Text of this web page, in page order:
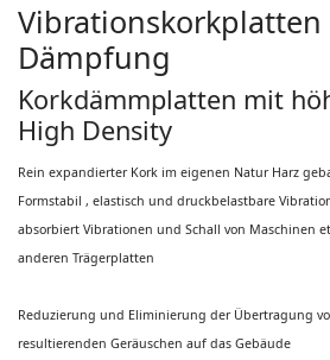
Dämpfung
Korkdämmplatten mit
High Density
Rein expandierter Kork im eigenen Natur Harz
Formstabil , elastisch und druckbelastbare
absorbiert Vibrationen und Schall von Maschinen
anderen Trägerplatten
Reduzierung und Eliminierung der Übertragung
resultierenden Geräuschen auf das Gebäude